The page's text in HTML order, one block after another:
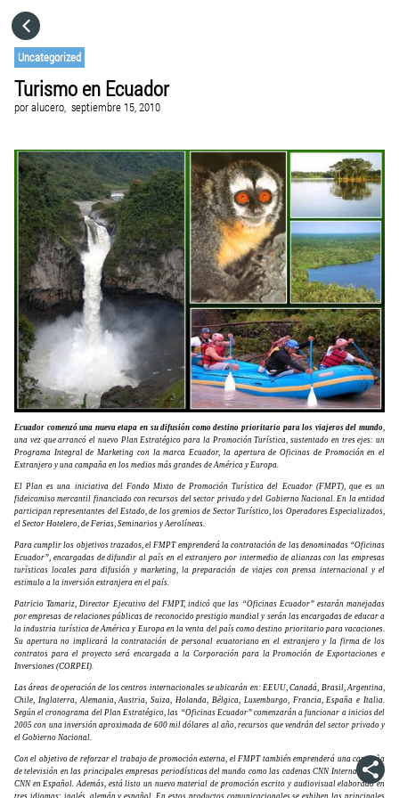
Uncategorized
Turismo en Ecuador
poralucero, septiembre 15, 2010
Ecuador comenzó una nueva etapa en su difusión como destino prioritario para los viajeros del mundo
una vez que arrancó el nuevo Plan Estratégico para la Promoción Turística, sustentado en tres ejes: un
Programa Integral de Marketing con la marca Ecuador, la apertura de Oficinas de Promoción en el
Extranjero y una campaña en los medios más grandes de América y Europa.
El Plan es una iniciativa del Fondo Mixto de Promoción Turística del Ecuador (FMPT), que es un
fideicomiso mercantil financiado con recursos del sector privado y del Gobierno Nacional. En la entidad
participan representantes del Estado, de los gremios de Sector Turístico, los Operadores Especializados,
el Sector Hotelero, de Ferias, Seminarios y Aerolíneas.
Para cumplir los objetivos trazados, el FMPT emprenderá la contratación de las denominadas “Oficinas
Ecuador”, encargadas de difundir al país en el extranjero por intermedio de alianzas con las empresas
turísticas locales para difusión y marketing, la preparación de viajes con prensa internacional y el
estimulo a la inversión extranjera en el país.
Patricio Tamariz, Director Ejecutivo del FMPT, indicó que las “Oficinas Ecuador” estarán manejadas
por empresas de relaciones públicas de reconocido prestigio mundial y serán las encargadas de educar a
la industria turística de América y Europa en la venta del país como destino prioritario para vacaciones.
Su apertura no implicará la contratación de personal ecuatoriano en el extranjero y la firma de los
contratos para el proyecto será encargada a la Corporación para la Promoción de Exportaciones e
Inversiones (CORPEI).
Las áreas de operación de los centros internacionales se ubicarán en: EEUU, Canadá, Brasil, Argentina,
Chile, Inglaterra, Alemania, Austria, Suiza, Holanda, Bélgica, Luxemburgo, Francia, España e Italia.
Según el cronograma del Plan Estratégico, las “Oficinas Ecuador” comenzarán a funcionar a inicios del
2005 con una inversión aproximada de 600 mil dólares al año, recursos que vendrán del sector privado y
el Gobierno Nacional.
Con el objetivo de reforzar el trabajo de promoción externa, el FMPT también emprenderá una campaña
de televisión en las principales empresas periodísticas del mundo como las cadenas CNN Internacional y
CNN en Español. Además, está listo un nuevo material de promoción escrito y audiovisual elaborado en
tres idiomas: inglés, alemán y español. En estos productos comunicacionales se exhiben las principales
CATEGORÍAS
IR A
VISITA EL SITIO WEB